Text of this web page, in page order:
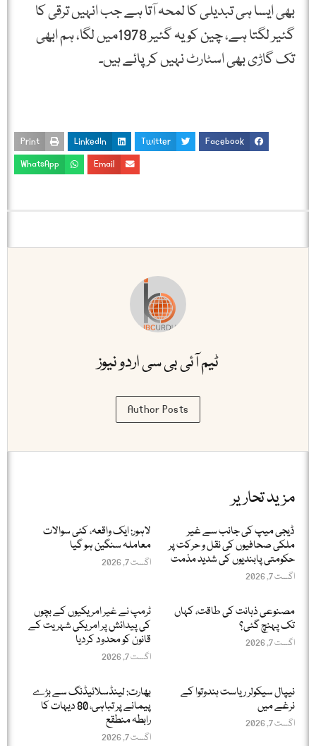
بھی ایسا ہی تبدیلی کا لمحہ آتا ہے جب انہیں ترقی کا
گئیر لگتا ہے، چین کو یہ گئیر 1978میں لگا، ہم ابھی
تک گاڑی بھی اسٹارٹ نہیں کر پائے ہیں۔
Facebook
Twitter
LinkedIn
Print
Email
WhatsApp
ٹیم آئی بی سی اردو نیوز
Author Posts
مزید تحاریر
ڈیجی میپ کی جانب سے غیر
ملکی صحافیوں کی نقل و حرکت پر
حکومتی پابندیوں کی شدید مذمت
اگست 7, 2026
لاہور: ایک واقعہ، کئی سوالات
معاملہ سنگین ہو گیا
اگست 7, 2026
مصنوعی ذہانت کی طاقت، کہاں
تک پہنچ گئی؟
اگست 7, 2026
ٹرمپ نے غیر امریکیوں کے بچوں
کی پیدائش پر امریکی شہریت کے
قانون کو محدود کردیا
اگست 7, 2026
نیپال سیکولر ریاست ہندوتوا کے
نرغے میں
اگست 7, 2026
بھارت: لینڈسلائیڈنگ سے بڑے
پیمانے پر تباہی، 80 دیہات کا
رابطہ منطقع
اگست 7, 2026